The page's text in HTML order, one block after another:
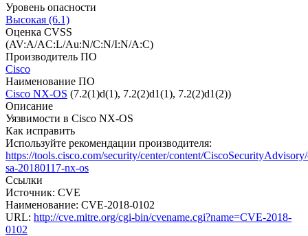
Уровень опасности
Высокая (6.1)
Оценка CVSS
(AV:A/AC:L/Au:N/C:N/I:N/A:C)
Производитель ПО
Cisco
Наименование ПО
Cisco NX-OS (7.2(1)d(1), 7.2(2)d1(1), 7.2(2)d1(2))
Описание
Уязвимости в Cisco NX-OS
Как исправить
Используйте рекомендации производителя:
https://tools.cisco.com/security/center/content/
sa-20180117-nx-os
Ссылки
Источник: CVE
Наименование: CVE-2018-0102
URL: http://cve.mitre.org/cgi-bin/cvename.cgi?name=CVE-2018-
0102